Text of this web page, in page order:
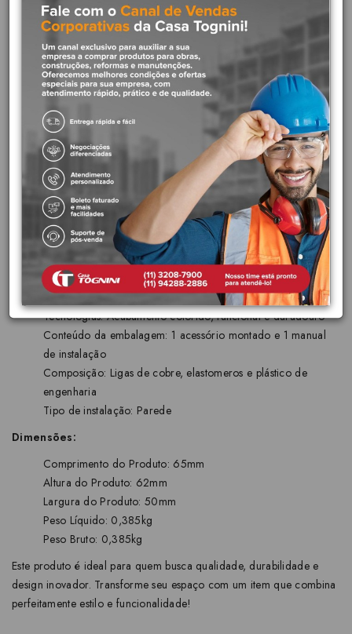
Conserva a beleza e o brilho do produto por muito mais
tempo.
Tudo em sintonia:Peças que combinam perfeitamente com
os nossos metais.
Docol Chroma:Acabamentos feitos com tecnologia de
ponta, que revelam a beleza e a pureza das cores dos metais
nobres.
Acabamento polido:
Peça delicadamente polida, o que
proporciona brilho e elegância.
Garantia Toda Vida:A primeira marca de metais e louças
sanitárias brasileira a oferecer garantia sem limite de tempo
para instalações residenciais.
Características principais:
Acabamento: Polido
Cor: Grafite
Tecnologias: Acabamento colorido, funcional e duradouro
Conteúdo da embalagem: 1 acessório montado e 1 manual
de instalação
Composição: Ligas de cobre, elastomeros e plástico de
engenharia
Tipo de instalação: Parede
Dimensões:
Comprimento do Produto: 65mm
Altura do Produto: 62mm
Largura do Produto: 50mm
Peso Líquido: 0,385kg
Peso Bruto: 0,385kg
Este produto é ideal para quem busca qualidade, durabilidade e
design inovador. Transforme seu espaço com um item que combina
perfeitamente estilo e funcionalidade!